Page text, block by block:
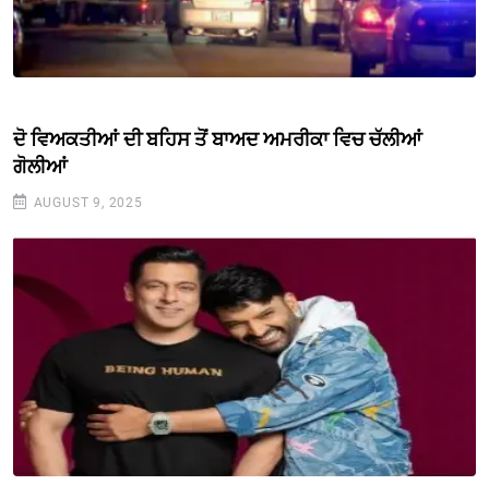
ਦੋ ਵਿਅਕਤੀਆਂ ਦੀ ਬਹਿਸ ਤੋਂ ਬਾਅਦ ਅਮਰੀਕਾ ਵਿਚ ਚੱਲੀਆਂ
ਗੋਲੀਆਂ
AUGUST 9, 2025